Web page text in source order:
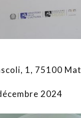
1, 75100
2024